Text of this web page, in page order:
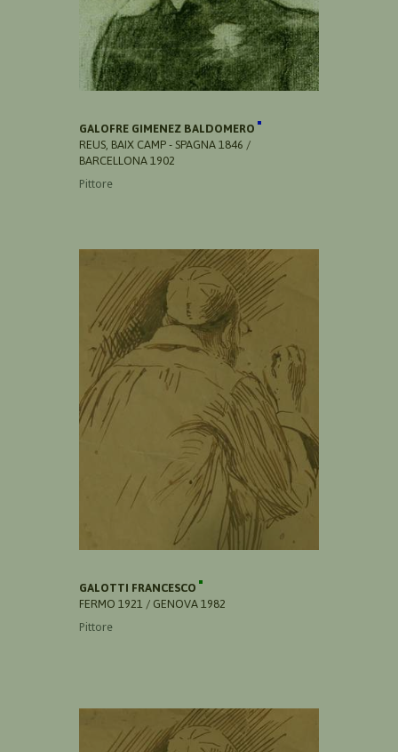
GALOFRE GIMENEZ BALDOMERO
REUS, BAIX CAMP - SPAGNA 1846 /
BARCELLONA 1902
Pittore
GALOTTI FRANCESCO
FERMO 1921 / GENOVA 1982
Pittore